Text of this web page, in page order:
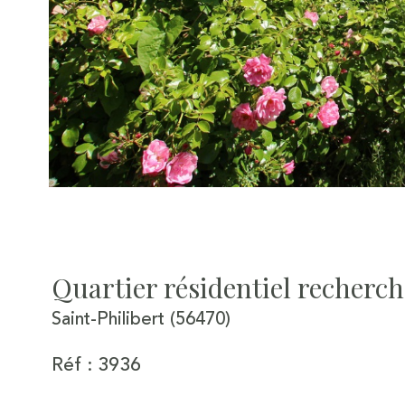
Quartier résidentiel
Saint-Philibert (56470)
Réf : 3936